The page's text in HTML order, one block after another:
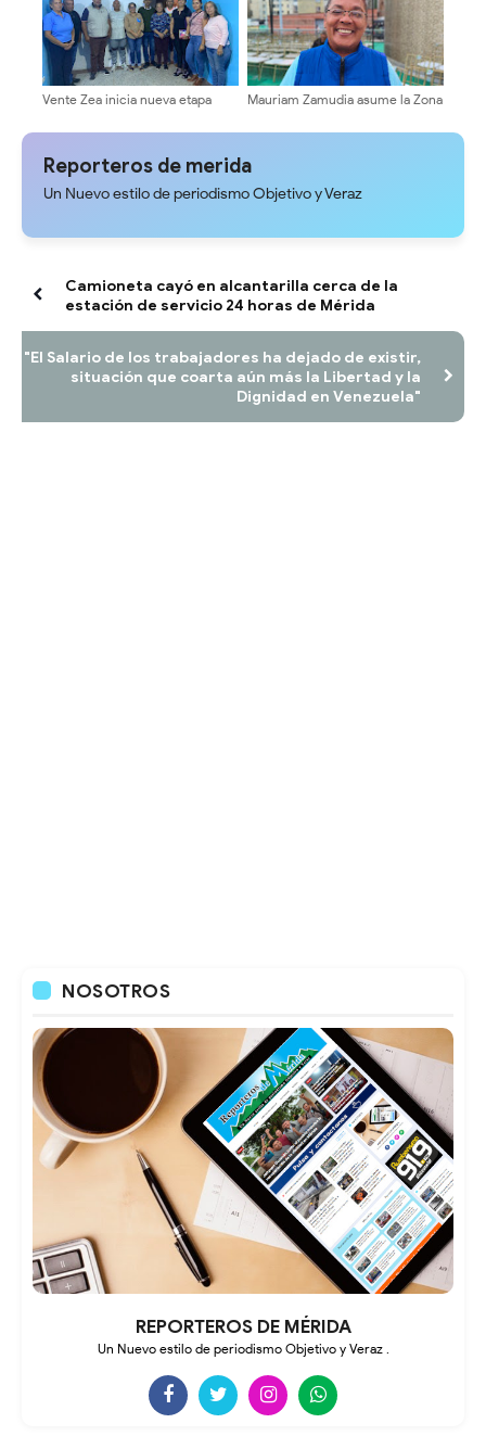
Vente Zea inicia nueva etapa
transformación nacional y la
Mauriam Zamudia asume la Zona
como nueva directora
Reporteros de merida
Un Nuevo estilo de periodismo Objetivo y Veraz
Camioneta cayó en alcantarilla cerca de la
estación de servicio 24 horas de Mérida
"El Salario de los trabajadores ha dejado de existir,
situación que coarta aún más la Libertad y la
Dignidad en Venezuela"
NOSOTROS
REPORTEROS DE MÉRIDA
Un Nuevo estilo de periodismo Objetivo y Veraz .